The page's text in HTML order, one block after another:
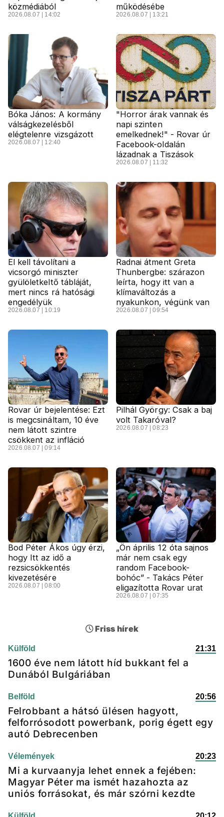
közmédiából
2026.08.07 | 14:02
működésébe
2026.08.07 | 13:21
Bóka János: A kormány
válságkezelésből
elégtelenre vizsgázott
2026.08.07 | 12:40
"Horror árak vannak és
napi szinten
emelkednek!" - Rovar úr
Facebook-oldalán
lázadnak a Tiszások
2026.08.07 | 11:32
El kell távolítani a
vicsorgó miniszter
gyülöletkeltő tábláját,
mert nincs rá hatósági
engedélyük
2026.08.07 | 10:19
Radnai átment Greta
Thunbergbe: szárazon
leírta, hogy itt van a
klímaváltozás a
nyakunkon, végünk van
2026.08.07 | 09:54
Rovar úr bejelentése: Ezt
is megcsináltam, 10 éve
nem látott szintre
csökkent az infláció
2026.08.07 | 09:14
Pilhál György: Csak a baj
volt Takaróval?
2026.08.07 | 08:23
Bod Péter Ákos úgy érzi,
hogy Itt az idő a
rezsicsökkentés
kivezetésére
2026.08.07 | 08:00
„Ön április 12 óta sajnos
már nem csak egy
random Facebook-
bohóc” - Takács Péter
eligazította Rovar urat
2026.08.07 | 07:35
Friss hírek
Külföld 21:31
1600 éve nem látott híd bukkant fel a
Dunából Bulgáriában
Belföld 20:56
Felrobbant a hátsó ülésen hagyott,
felforrósodott powerbank, porig égett egy
autó Debrecenben
Vélemények 20:23
Mi a kurvaanyja lehet ennek a fejében:
Magyar Péter ma ismét hazahozta az
uniós forrásokat, és már szórni kezdte